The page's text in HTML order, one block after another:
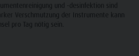
und -desinfektion sind
Verschmutzung der Instrumente kann
pro Tag nötig sein.